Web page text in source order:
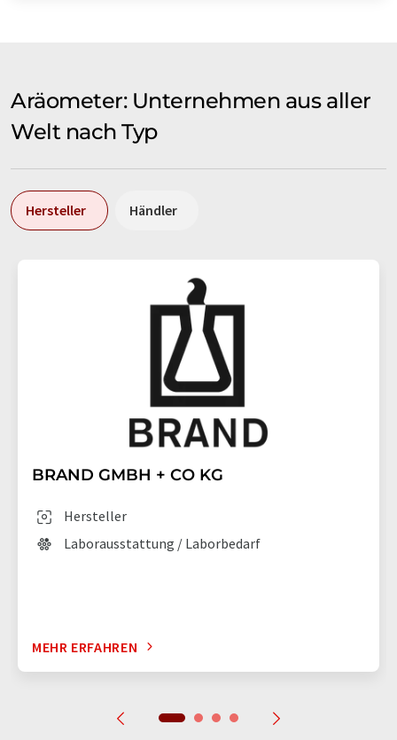
Aräometer: Unternehmen aus aller
Welt nach Typ
Hersteller Händler
BRAND GMBH + CO KG
Hersteller
Laborausstattung / Laborbedarf
MEHR ERFAHREN